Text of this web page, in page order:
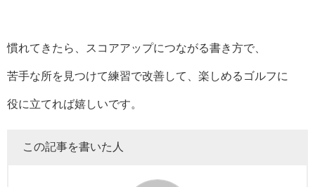
慣れてきたら、スコアアップにつながる書き方で、
苦手な所を見つけて練習で改善して、楽しめるゴルフに
役に立てれば嬉しいです。
この記事を書いた人